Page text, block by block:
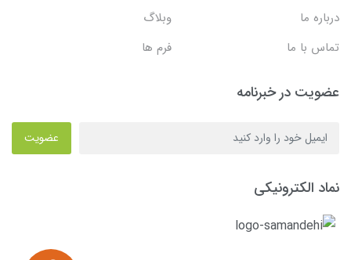
درباره ما
وبلاگ
تماس با ما
فرم ها
عضویت در خبرنامه
عضویت
نماد الکترونیکی